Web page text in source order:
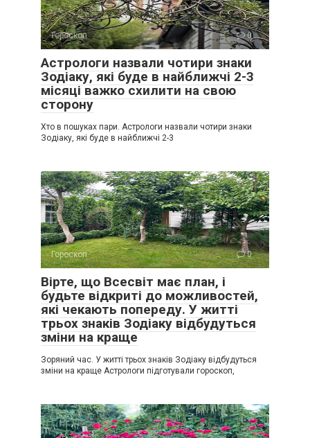
Гороскоп 0
Астрологи назвали чотири знаки
Зодіаку, які буде в найближчі 2-3
місяці важко схилити на свою
сторону
Хто в пошуках пари. Астрологи назвали чотири знаки
Зодіаку, які буде в найближчі 2-3
Гороскоп 0
Вірте, що Всесвіт має план, і
будьте відкриті до можливостей,
які чекають попереду. У житті
трьох знаків Зодіаку відбудуться
зміни на краще
Зоряний час. У житті трьох знаків Зодіаку відбудуться
зміни на краще Астрологи підготували гороскоп,